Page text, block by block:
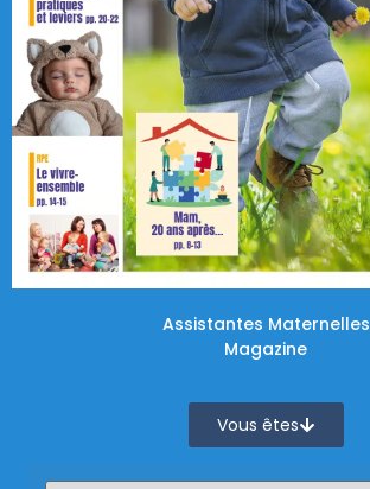
Assistantes Maternelles
Magazine
Vous êtes